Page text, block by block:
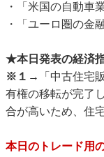
・「米国の自動車
・「ユーロ圏の金
★本日発表の経済
※１→
「中古住宅
有権の移転が完了
合が高いため、住
本日のトレード用